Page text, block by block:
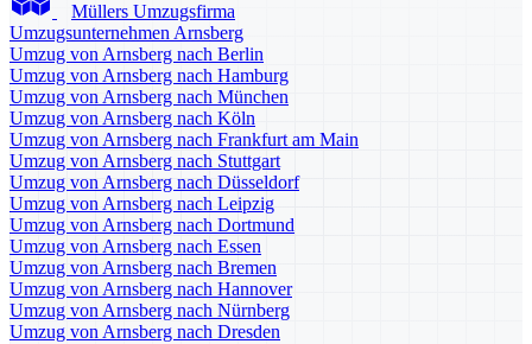
Müllers Umzugsfirma
Umzugsunternehmen Arnsberg
Umzug von Arnsberg nach Berlin
Umzug von Arnsberg nach Hamburg
Umzug von Arnsberg nach München
Umzug von Arnsberg nach Köln
Umzug von Arnsberg nach Frankfurt am Main
Umzug von Arnsberg nach Stuttgart
Umzug von Arnsberg nach Düsseldorf
Umzug von Arnsberg nach Leipzig
Umzug von Arnsberg nach Dortmund
Umzug von Arnsberg nach Essen
Umzug von Arnsberg nach Bremen
Umzug von Arnsberg nach Hannover
Umzug von Arnsberg nach Nürnberg
Umzug von Arnsberg nach Dresden